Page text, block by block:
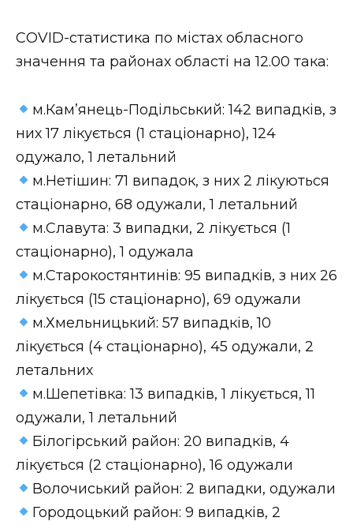
СOVID-статистика по містах обласного
значення та районах області на 12.00 така:
м.Кам’янець-Подільський: 142 випадків, з
них 17 лікується (1 стаціонарно), 124
одужало, 1 летальний
м.Нетішин: 71 випадок, з них 2 лікуються
стаціонарно, 68 одужали, 1 летальний
м.Славута: 3 випадки, 2 лікується (1
стаціонарно), 1 одужала
м.Старокостянтинів: 95 випадків, з них 26
лікується (15 стаціонарно), 69 одужали
м.Хмельницький: 57 випадків, 10
лікується (4 стаціонарно), 45 одужали, 2
летальних
м.Шепетівка: 13 випадків, 1 лікується, 11
одужали, 1 летальний
Білогірський район: 20 випадків, 4
лікується (2 стаціонарно), 16 одужали
Волочиський район: 2 випадки, одужали
Городоцький район: 9 випадків, 2